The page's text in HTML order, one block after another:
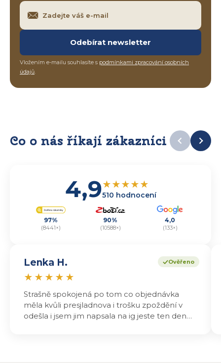
Odebírat newsletter
Vložením e-mailu souhlasíte s podmínkami zpracování osobních
údajů.
Co o nás říkají zákazníci
4,9★★★★★
510 hodnocení
97%
(8441×)
90%
(10588×)
4,0
(133×)
Ověřeno
Lenka H.
★ ★ ★ ★ ★
Strašně spokojená po tom co objednávka
měla kvůli presjladnova i trošku zpoždění v
odešla i jsem jim napsala na ig jeste ten den